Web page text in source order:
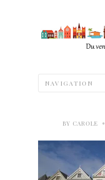
BY CAROLE •